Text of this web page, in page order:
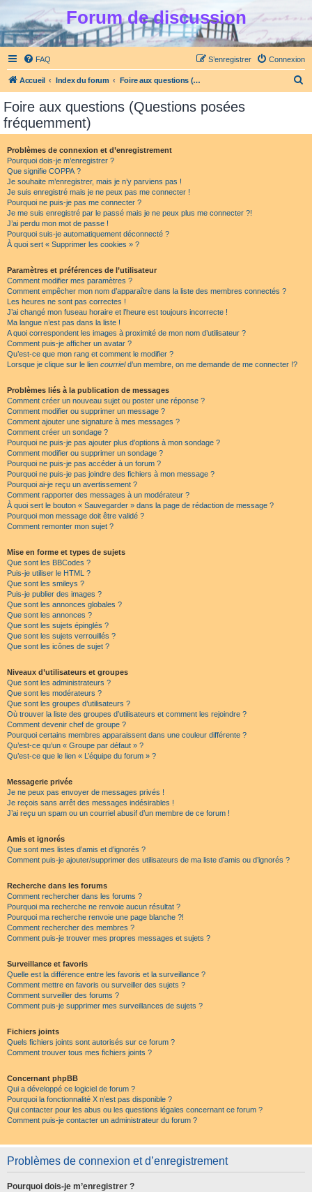
Forum de discussion
FAQ Connexion
S’enregistrer
Accueil Index du forum Foire aux questions (Questions posées fréquemment)
Foire aux questions (Questions posées
fréquemment)
Problèmes de connexion et d’enregistrement
Pourquoi dois-je m’enregistrer ?
Que signifie COPPA ?
Je souhaite m’enregistrer, mais je n’y parviens pas !
Je suis enregistré mais je ne peux pas me connecter !
Pourquoi ne puis-je pas me connecter ?
Je me suis enregistré par le passé mais je ne peux plus me connecter ?!
J’ai perdu mon mot de passe !
Pourquoi suis-je automatiquement déconnecté ?
À quoi sert « Supprimer les cookies » ?
Paramètres et préférences de l’utilisateur
Comment modifier mes paramètres ?
Comment empêcher mon nom d’apparaître dans la liste des membres connectés ?
Les heures ne sont pas correctes !
J’ai changé mon fuseau horaire et l’heure est toujours incorrecte !
Ma langue n’est pas dans la liste !
A quoi correspondent les images à proximité de mon nom d’utilisateur ?
Comment puis-je afficher un avatar ?
Qu’est-ce que mon rang et comment le modifier ?
Lorsque je clique sur le lien courrield’un membre, on me demande de me connecter !?
Problèmes liés à la publication de messages
Comment créer un nouveau sujet ou poster une réponse ?
Comment modifier ou supprimer un message ?
Comment ajouter une signature à mes messages ?
Comment créer un sondage ?
Pourquoi ne puis-je pas ajouter plus d’options à mon sondage ?
Comment modifier ou supprimer un sondage ?
Pourquoi ne puis-je pas accéder à un forum ?
Pourquoi ne puis-je pas joindre des fichiers à mon message ?
Pourquoi ai-je reçu un avertissement ?
Comment rapporter des messages à un modérateur ?
À quoi sert le bouton « Sauvegarder » dans la page de rédaction de message ?
Pourquoi mon message doit être validé ?
Comment remonter mon sujet ?
Mise en forme et types de sujets
Que sont les BBCodes ?
Puis-je utiliser le HTML ?
Que sont les smileys ?
Puis-je publier des images ?
Que sont les annonces globales ?
Que sont les annonces ?
Que sont les sujets épinglés ?
Que sont les sujets verrouillés ?
Que sont les icônes de sujet ?
Niveaux d’utilisateurs et groupes
Que sont les administrateurs ?
Que sont les modérateurs ?
Que sont les groupes d’utilisateurs ?
Où trouver la liste des groupes d’utilisateurs et comment les rejoindre ?
Comment devenir chef de groupe ?
Pourquoi certains membres apparaissent dans une couleur différente ?
Qu’est-ce qu’un « Groupe par défaut » ?
Qu’est-ce que le lien « L’équipe du forum » ?
Messagerie privée
Je ne peux pas envoyer de messages privés !
Je reçois sans arrêt des messages indésirables !
J’ai reçu un spam ou un courriel abusif d’un membre de ce forum !
Amis et ignorés
Que sont mes listes d’amis et d’ignorés ?
Comment puis-je ajouter/supprimer des utilisateurs de ma liste d’amis ou d’ignorés ?
Recherche dans les forums
Comment rechercher dans les forums ?
Pourquoi ma recherche ne renvoie aucun résultat ?
Pourquoi ma recherche renvoie une page blanche ?!
Comment rechercher des membres ?
Comment puis-je trouver mes propres messages et sujets ?
Surveillance et favoris
Quelle est la différence entre les favoris et la surveillance ?
Comment mettre en favoris ou surveiller des sujets ?
Comment surveiller des forums ?
Comment puis-je supprimer mes surveillances de sujets ?
Fichiers joints
Quels fichiers joints sont autorisés sur ce forum ?
Comment trouver tous mes fichiers joints ?
Concernant phpBB
Qui a développé ce logiciel de forum ?
Pourquoi la fonctionnalité X n’est pas disponible ?
Qui contacter pour les abus ou les questions légales concernant ce forum ?
Comment puis-je contacter un administrateur du forum ?
Problèmes de connexion et d’enregistrement
Pourquoi dois-je m’enregistrer ?